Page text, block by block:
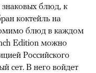
блюд, к
коктейль на
блюд в каждом
Edition можно
Российского
сет. В него войдет